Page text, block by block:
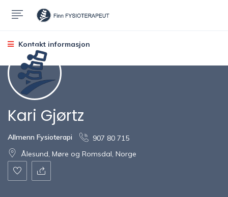
Kontakt informasjon
Kari Gjørtz
Allmenn Fysioterapi
907 80 715
Ålesund, Møre og Romsdal, Norge